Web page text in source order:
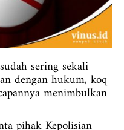
sering sekali
dengan hukum, koq
menimbulkan
pihak Kepolisian